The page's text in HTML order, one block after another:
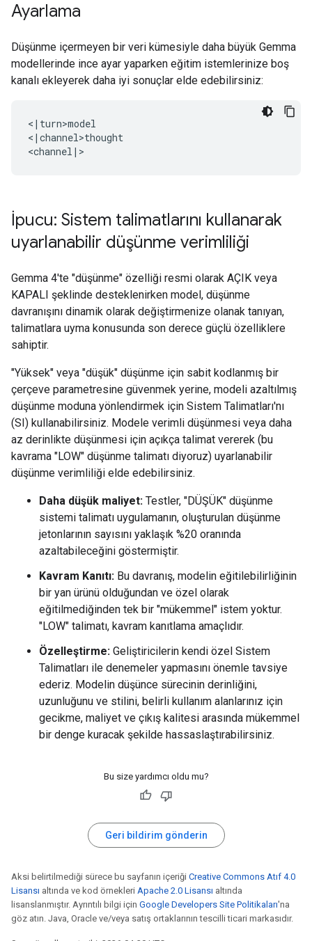
Ayarlama
Düşünme içermeyen bir veri kümesiyle daha büyük Gemma
modellerinde ince ayar yaparken eğitim istemlerinize boş
kanalı ekleyerek daha iyi sonuçlar elde edebilirsiniz:
<|turn>model
<|channel>thought
İpucu: Sistem talimatlarını kullanarak
uyarlanabilir düşünme verimliliği
Gemma 4'te "düşünme" özelliği resmi olarak AÇIK veya
KAPALI şeklinde desteklenirken model, düşünme
davranışını dinamik olarak değiştirmenize olanak tanıyan,
talimatlara uyma konusunda son derece güçlü özelliklere
sahiptir.
"Yüksek" veya "düşük" düşünme için sabit kodlanmış bir
çerçeve parametresine güvenmek yerine, modeli azaltılmış
düşünme moduna yönlendirmek için Sistem Talimatları'nı
(SI) kullanabilirsiniz. Modele verimli düşünmesi veya daha
az derinlikte düşünmesi için açıkça talimat vererek (bu
kavrama "LOW" düşünme talimatı diyoruz) uyarlanabilir
düşünme verimliliği elde edebilirsiniz.
Daha düşük maliyet: Testler, "DÜŞÜK" düşünme
sistemi talimatı uygulamanın, oluşturulan düşünme
jetonlarının sayısını yaklaşık %20 oranında
azaltabileceğini göstermiştir.
Kavram Kanıtı: Bu davranış, modelin eğitilebilirliğinin
bir yan ürünü olduğundan ve özel olarak
eğitilmediğinden tek bir "mükemmel" istem yoktur.
"LOW" talimatı, kavram kanıtlama amaçlıdır.
Özelleştirme: Geliştiricilerin kendi özel Sistem
Talimatları ile denemeler yapmasını önemle tavsiye
ederiz. Modelin düşünce sürecinin derinliğini,
uzunluğunu ve stilini, belirli kullanım alanlarınız için
gecikme, maliyet ve çıkış kalitesi arasında mükemmel
bir denge kuracak şekilde hassaslaştırabilirsiniz.
Bu size yardımcı oldu mu?
Geri bildirim gönderin
Aksi belirtilmediği sürece bu sayfanın içeriği Creative Commons Atıf 4.0
Lisansı altında ve kod örnekleri Apache 2.0 Lisansı altında
lisanslanmıştır. Ayrıntılı bilgi için Google Developers Site Politikaları'na
göz atın. Java, Oracle ve/veya satış ortaklarının tescilli ticari markasıdır.